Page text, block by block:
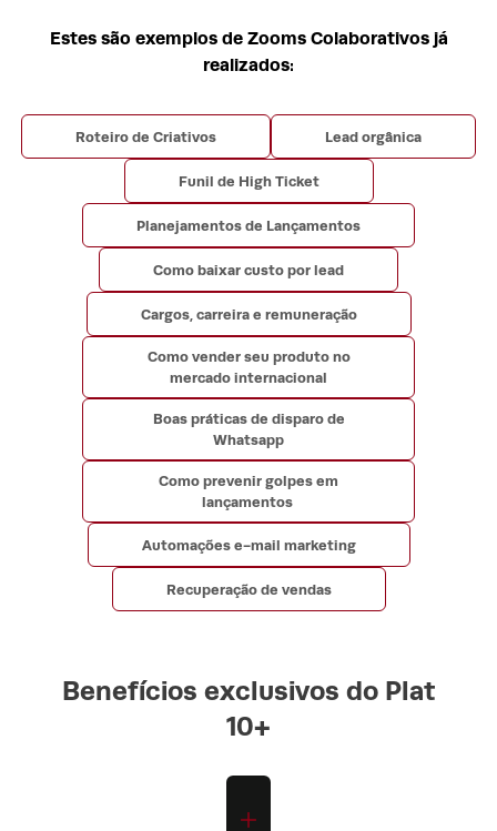
Estes são exemplos de Zooms Colaborativos já
realizados:
Roteiro de Criativos Lead orgânica
Funil de High Ticket
Planejamentos de Lançamentos
Como baixar custo por lead
Cargos, carreira e remuneração
Como vender seu produto no
mercado internacional
Boas práticas de disparo de
Whatsapp
Como prevenir golpes em
lançamentos
Automações e-mail marketing
Recuperação de vendas
Benefícios exclusivos do Plat
10+